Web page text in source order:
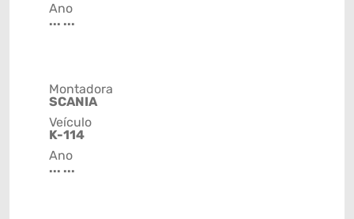
Ano
... ...
Montadora
SCANIA
Veículo
K-114
Ano
... ...